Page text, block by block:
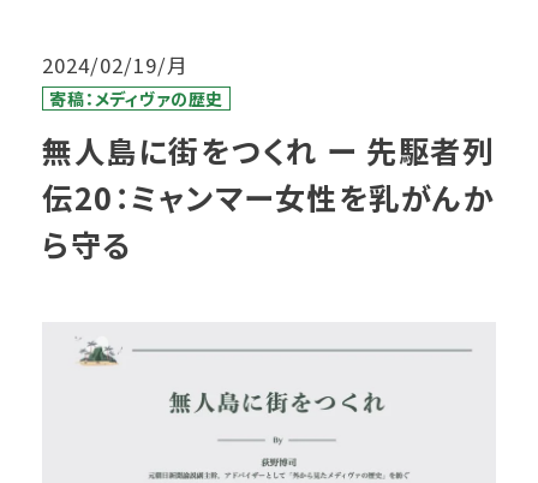
2024/02/19/月
寄稿：メディヴァの歴史
無人島に街をつくれ ー 先駆者列
伝20：ミャンマー女性を乳がんか
ら守る